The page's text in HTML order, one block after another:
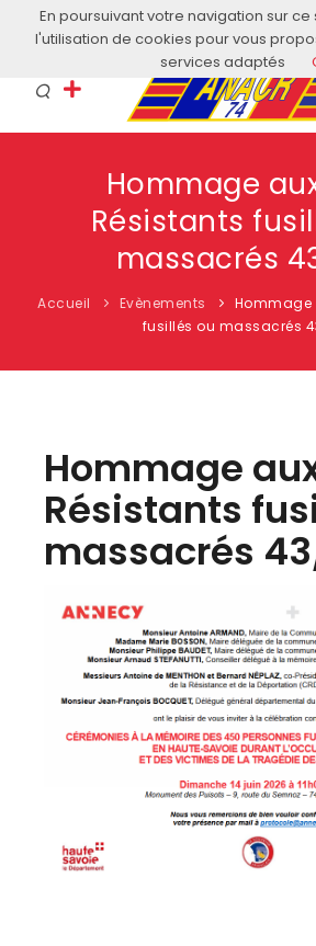
Courriel: contact@anacr74.fr
L’ANACR
EVÈNEMENTS
COMITÉS LOCAUX
HISTOIRE & EDUCATION
Hommage
Résistants
massacrés
Accueil Evènements
Hommage
fusillés ou massacrés
Hommage
Résistants
massacrés
En poursuivant votre navigation sur
l'utilisation de cookies pour vous
services adaptés